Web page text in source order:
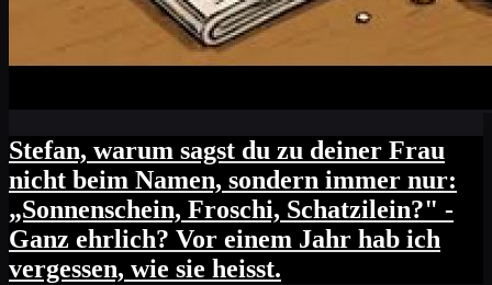
Stefan, warum sagst du zu deiner Frau
nicht beim Namen, sondern immer nur:
„Sonnenschein, Froschi, Schatzilein?" -
Ganz ehrlich? Vor einem Jahr hab ich
vergessen, wie sie heisst.